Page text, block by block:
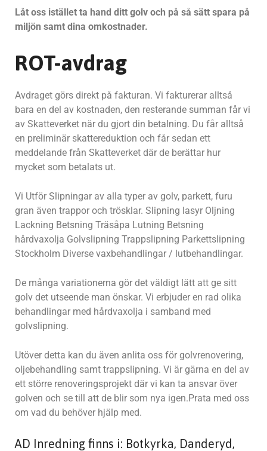
Låt oss istället ta hand ditt golv och på så sätt spara på
miljön samt dina omkostnader.
ROT-avdrag
Avdraget görs direkt på fakturan. Vi fakturerar alltså
bara en del av kostnaden, den resterande summan får vi
av Skatteverket när du gjort din betalning. Du får alltså
en preliminär skattereduktion och får sedan ett
meddelande från Skatteverket där de berättar hur
mycket som betalats ut.
Vi Utför Slipningar av alla typer av golv, parkett, furu
gran även trappor och trösklar. Slipning lasyr Oljning
Lackning Betsning Träsåpa Lutning Betsning
hårdvaxolja Golvslipning Trappslipning Parkettslipning
Stockholm Diverse vaxbehandlingar / lutbehandlingar.
De många variationerna gör det väldigt lätt att ge sitt
golv det utseende man önskar. Vi erbjuder en rad olika
behandlingar med hårdvaxolja i samband med
golvslipning.
Utöver detta kan du även anlita oss för golvrenovering,
oljebehandling samt trappslipning. Vi är gärna en del av
ett större renoveringsprojekt där vi kan ta ansvar över
golven och se till att de blir som nya igen.Prata med oss
om vad du behöver hjälp med.
AD Inredning finns i: Botkyrka, Danderyd,